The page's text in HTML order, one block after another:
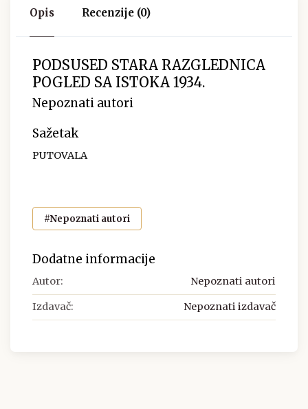
Opis Recenzije (0)
PODSUSED STARA RAZGLEDNICA
POGLED SA ISTOKA 1934.
Nepoznati autori
Sažetak
PUTOVALA
#Nepoznati autori
Dodatne informacije
Autor: Nepoznati autori
Izdavač: Nepoznati izdavač